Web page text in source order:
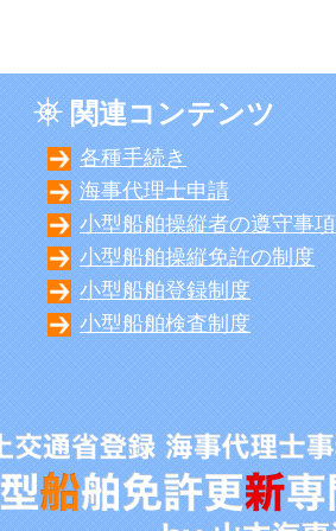
関連コンテンツ
各種手続き
海事代理士申請
小型船舶操縦者の遵守事項
小型船舶操縦免許の制度
小型船舶登録制度
小型船舶検査制度